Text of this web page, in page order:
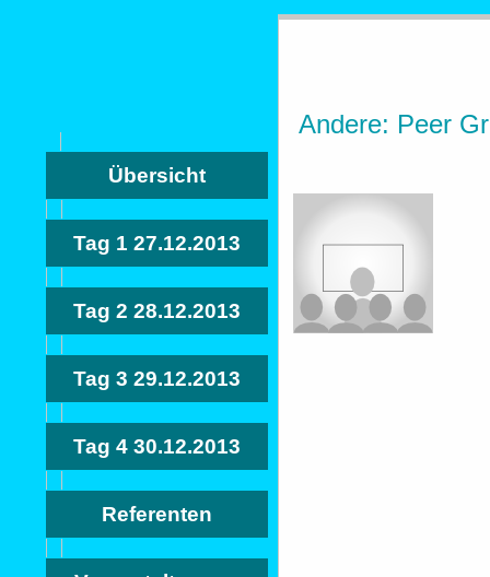
Übersicht
Tag 1 27.12.2013
Tag 2 28.12.2013
Tag 3 29.12.2013
Tag 4 30.12.2013
Referenten
Andere: Peer